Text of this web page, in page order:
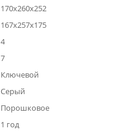
170х260х252
167х257х175
4
7
Ключевой
Серый
Порошковое
1 год